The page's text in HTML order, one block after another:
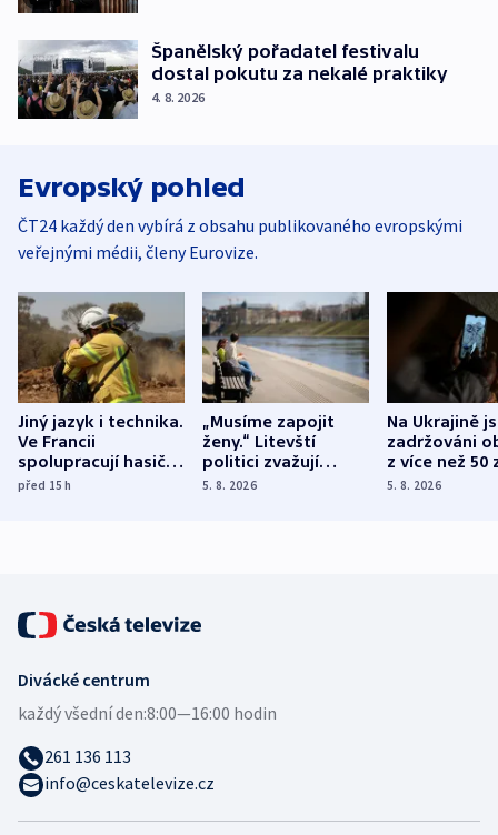
Španělský pořadatel festivalu
dostal pokutu za nekalé praktiky
4. 8. 2026
Evropský pohled
ČT24 každý den vybírá z obsahu publikovaného evropskými
veřejnými médii, členy Eurovize.
Jiný jazyk i technika.
Ve Francii
spolupracují hasiči z
různých zemí
před 15h
„Musíme zapojit
ženy.“ Litevští
politici zvažují
dohodu o
5. 8. 2026
Na Ukrajině
zadržováni
z více než 50
Bojovali na
5. 8. 2026
Divácké centrum
každý všední den:8:00—16:00 hodin
261 136 113
info@ceskatelevize.cz